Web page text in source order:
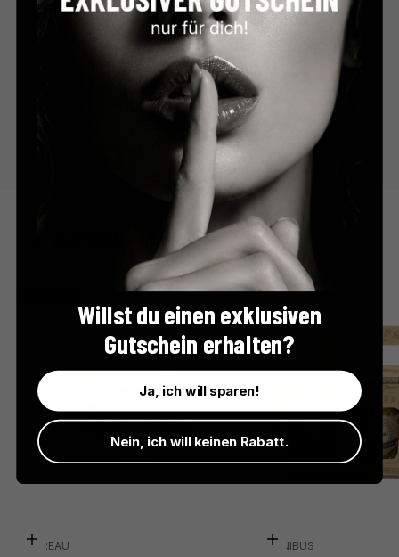
Der perfekte Apéro
In den Warenkorb
SUDREAU In den Warenkorb
BORNIBUS
Willst du einen exklusiven
Gutschein erhalten?
Ja, ich will sparen!
Nein, ich will keinen Rabatt.